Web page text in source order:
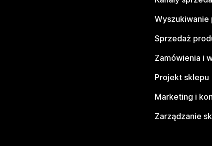
Sprzedaż
Zamówienia i
Projekt sklepu
Marketing i
Zarządzanie